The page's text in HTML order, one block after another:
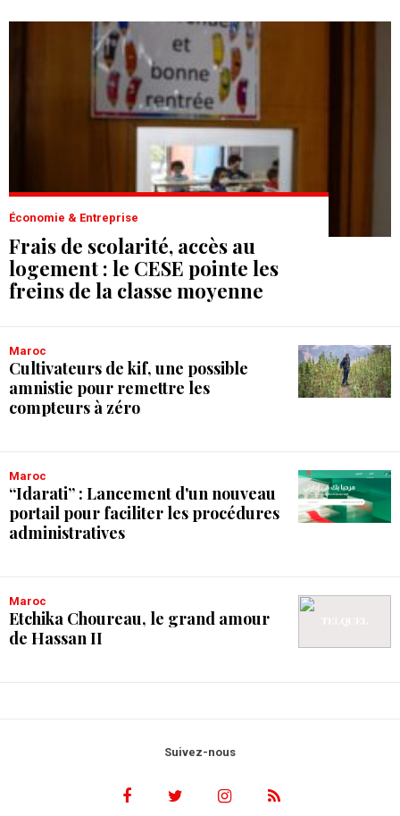
Économie & Entreprise
Frais de scolarité, accès au
logement : le CESE pointe les
freins de la classe moyenne
Maroc
Cultivateurs de kif, une possible
amnistie pour remettre les
compteurs à zéro
Maroc
“Idarati” : Lancement d'un nouveau
portail pour faciliter les procédures
administratives
Maroc
Etchika Choureau, le grand amour
de Hassan II
Suivez-nous